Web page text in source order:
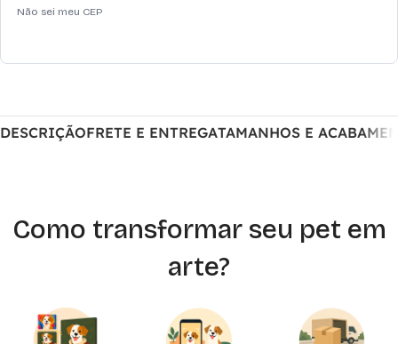
Não sei meu CEP
DESCRIÇÃOFRETE E ENTREGATAMANHOS E
Como transformar seu pet em
arte?